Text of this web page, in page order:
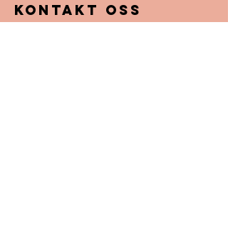
Kontakt oss